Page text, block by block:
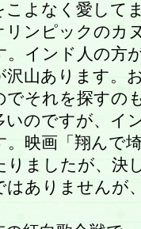
こよなく愛して
リンピックのカ
。インド人の方
沢山あります。
でそれを探すの
いのですが、イ
。映画「翔んで
りましたが、決
はありませんが